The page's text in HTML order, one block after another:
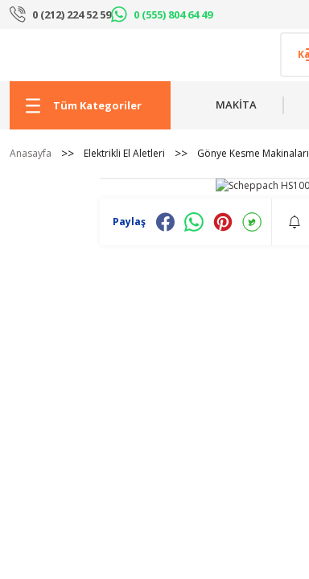
0 (212) 224 52 59 0 (555) 804 64 49
Tüm Kategoriler MAKİTA
Anasayfa Elektrikli El Aletleri Gönye Kesme Makinaları
Paylaş